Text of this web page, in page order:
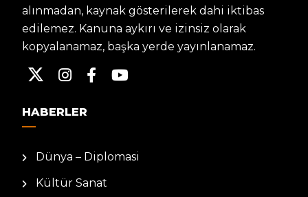
alınmadan, kaynak gösterilerek dahi iktibas
edilemez. Kanuna aykırı ve izinsiz olarak
kopyalanamaz, başka yerde yayınlanamaz.
HABERLER
Dünya – Diplomasi
Kültür Sanat